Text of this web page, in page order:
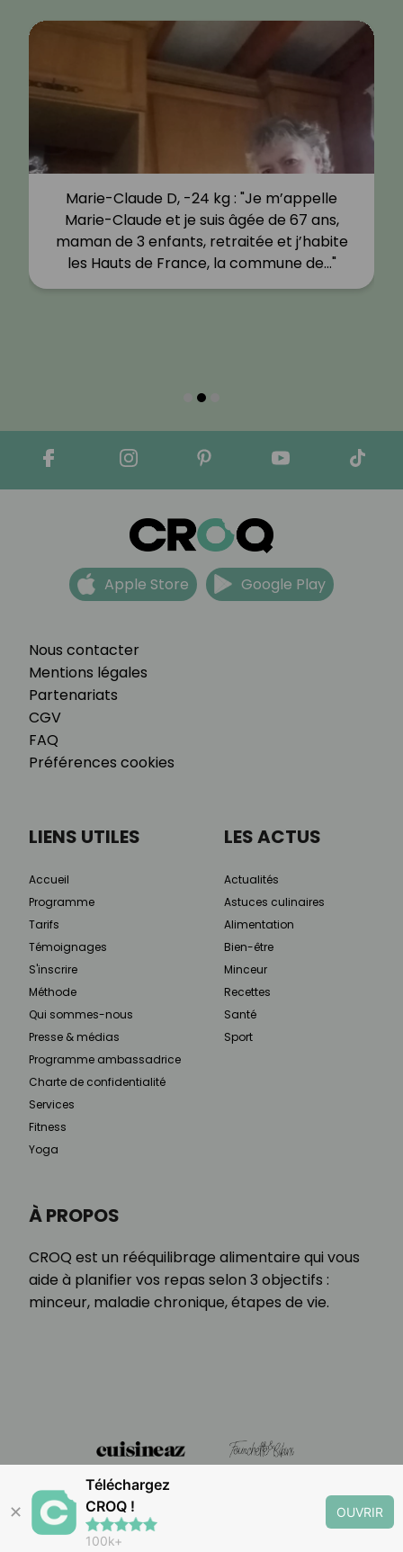
Marie-Claude D, -24 kg : "Je m’appelle
Marie-Claude et je suis âgée de 67 ans,
maman de 3 enfants, retraitée et j’habite
les Hauts de France, la commune de…"
Nous contacter
Mentions légales
Partenariats
CGV
FAQ
Préférences cookies
Apple Store Google Play
À PROPOS
CROQ est un rééquilibrage alimentaire qui vous
aide à planifier vos repas selon 3 objectifs :
minceur, maladie chronique, étapes de vie.
LIENS UTILES
Accueil
Programme
Tarifs
Témoignages
S'inscrire
Méthode
Qui sommes-nous
Presse & médias
Programme ambassadrice
Charte de confidentialité
Services
Fitness
Yoga
LES ACTUS
Actualités
Astuces culinaires
Alimentation
Bien-être
Minceur
Recettes
Santé
Sport
✕
Téléchargez
CROQ !
100k+
OUVRIR